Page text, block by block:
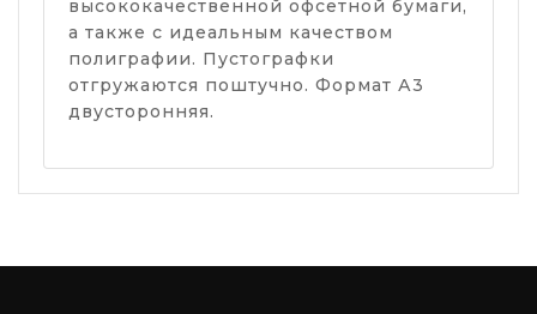
высококачественной офсетной бумаги,
а также с идеальным качеством
полиграфии. Пустографки
отгружаются поштучно. Формат А3
двусторонняя.